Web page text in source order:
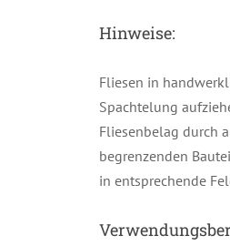
Hinweise:
Fliesen in
Spachtelung
Fliesenbelag durch
begrenzenden
in entsprechende